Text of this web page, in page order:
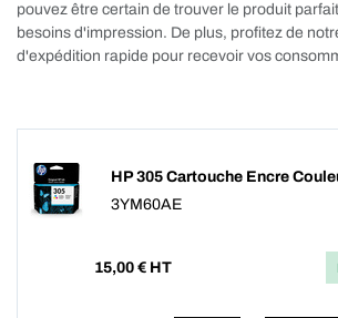
pouvez être certain de trouver le produit
besoins d'impression. De plus, profitez de
d'expédition rapide pour recevoir vos
HP 305 Cartouche Encre
3YM60AE
15,00 € HT